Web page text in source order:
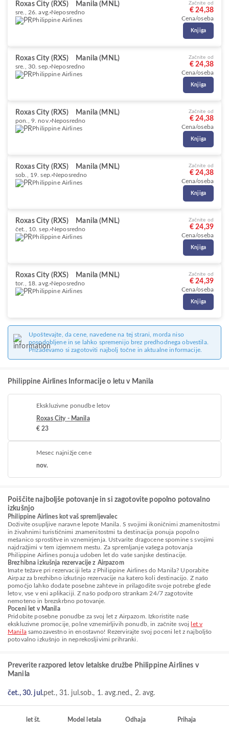
Roxas City (RXS) Manila (MNL)
sre., 26. avg. Neposredno
Philippine Airlines
Začnite od
€ 24,38
Cena/oseba
Knjiga
Roxas City (RXS) Manila (MNL)
sre., 30. sep. Neposredno
Philippine Airlines
Začnite od
€ 24,38
Cena/oseba
Knjiga
Roxas City (RXS) Manila (MNL)
pon., 9. nov. Neposredno
Philippine Airlines
Začnite od
€ 24,38
Cena/oseba
Knjiga
Roxas City (RXS) Manila (MNL)
sob., 19. sep. Neposredno
Philippine Airlines
Začnite od
€ 24,38
Cena/oseba
Knjiga
Roxas City (RXS) Manila (MNL)
čet., 10. sep. Neposredno
Philippine Airlines
Začnite od
€ 24,39
Cena/oseba
Knjiga
Roxas City (RXS) Manila (MNL)
tor., 18. avg. Neposredno
Philippine Airlines
Začnite od
€ 24,39
Cena/oseba
Knjiga
Upoštevajte, da cene, navedene na tej strani, morda niso
posodobljene in se lahko spremenijo brez predhodnega obvestila.
Prizadevamo si zagotoviti najbolj točne in aktualne informacije.
Philippine Airlines Informacije o letu v Manila
Ekskluzivne ponudbe letov
Roxas City - Manila
€ 23
Mesec najnižje cene
nov.
Poiščite najboljše potovanje in si zagotovite popolno potovalno
izkušnjo
Philippine Airlines kot vaš spremljevalec
Doživite osupljive naravne lepote Manila. S svojimi ikoničnimi znamenitostmi
in živahnimi turističnimi znamenitostmi ta destinacija ponuja popolno
mešanico sprostitve in vznemirjenja. Ustvarite dragocene spomine s svojimi
najdražjimi v tem izjemnem mestu. Za spremljanje vašega potovanja
Philippine Airlines ponuja udoben let do vaše sanjske destinacije.
Brezhibna izkušnja rezervacije z Airpazom
Imate težave pri rezervaciji leta z Philippine Airlines do Manila? Uporabite
Airpaz za brezhibno izkušnjo rezervacije na katero koli destinacijo. Z našo
pomočjo lahko dodate posebne zahteve in prilagodite svoje potrebe glede
letov, vse v eni aplikaciji. Z našo podporo strankam 24/7 zagotovite
nemoteno in brezskrbno potovanje.
Poceni let v Manila
Pridobite posebne ponudbe za svoj let z Airpazom. Izkoristite naše
ekskluzivne promocije, polne vznemirljivih ponudb, in začnite svoj
let v
Manilasamozavestno in enostavno! Rezervirajte svoj poceni let z najboljšo
potovalno izkušnjo in neprekosljivimi prihranki.
Preverite razpored letov letalske družbe Philippine Airlines v
Manila
čet., 30. jul.pet., 31. jul.sob., 1. avg.ned., 2. avg.
let št. Model letala Odhaja Prihaja